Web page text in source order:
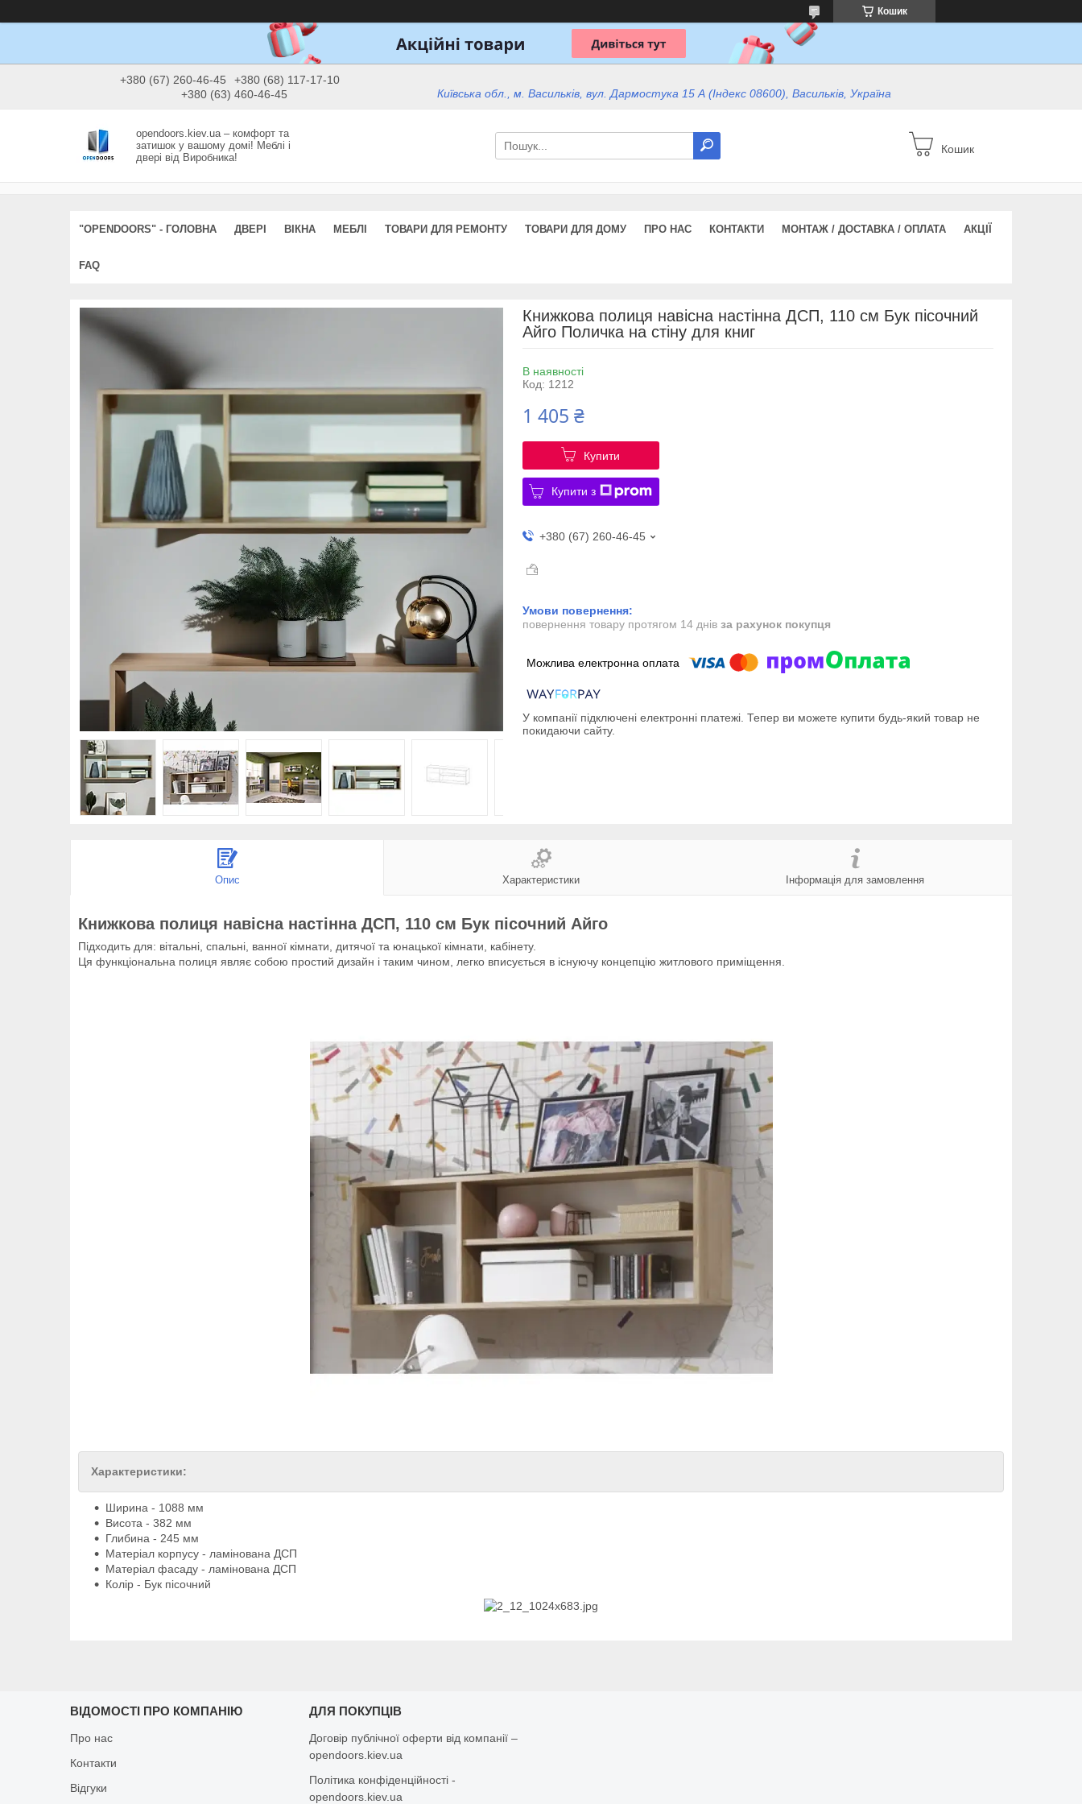
Кошик
+380 (67) 260-46-45
+380 (68) 117-17-10
+380 (63) 460-46-45
Київська обл., м. Васильків, вул. Дармостука 15 А (Індекс 08600), Васильків, Україна
opendoors.kiev.ua – комфорт та
затишок у вашому домі! Меблі і
двері від Виробника!
Кошик
"OPENDOORS" - ГОЛОВНА ДВЕРІ ВІКНА МЕБЛІ ТОВАРИ ДЛЯ РЕМОНТУ ТОВАРИ ДЛЯ ДОМУ ПРО НАС КОНТАКТИ МОНТАЖ / ДОСТАВКА / ОПЛАТА АКЦІЇ
FAQ
Книжкова полиця навісна настінна ДСП, 110 см Бук пісочний
Айго Поличка на стіну для книг
В наявності
Код: 1212
1 405 ₴
Купити
Купити з
+380 (67) 260-46-45
повернення товару протягом 14 днів за рахунок покупця
У компанії підключені електронні платежі. Тепер ви можете купити будь-який товар не
покидаючи сайту.
Опис Характеристики Інформація для замовлення
Книжкова полиця навісна настінна ДСП, 110 см Бук пісочний Айго
Підходить для: вітальні, спальні, ванної кімнати, дитячої та юнацької кімнати, кабінету.
Ця функціональна полиця являє собою простий дизайн і таким чином, легко вписується в існуючу концепцію житлового приміщення.
Характеристики:
Ширина - 1088 мм
Висота - 382 мм
Глибина - 245 мм
Матеріал корпусу - ламінована ДСП
Матеріал фасаду - ламінована ДСП
Колір - Бук пісочний
ВІДОМОСТІ ПРО КОМПАНІЮ
Про нас
Контакти
Відгуки
ДЛЯ ПОКУПЦІВ
Договір публічної оферти від компанії –
opendoors.kiev.ua
Політика конфіденційності -
opendoors.kiev.ua